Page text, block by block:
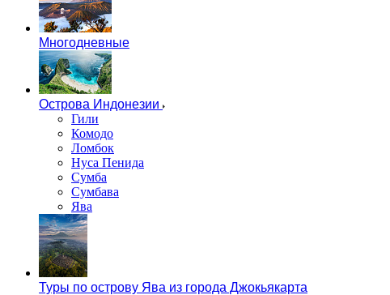
Многодневные
Острова Индонезии
Гили
Комодо
Ломбок
Нуса Пенида
Сумба
Сумбава
Ява
Туры по острову Ява из города Джокьякарта